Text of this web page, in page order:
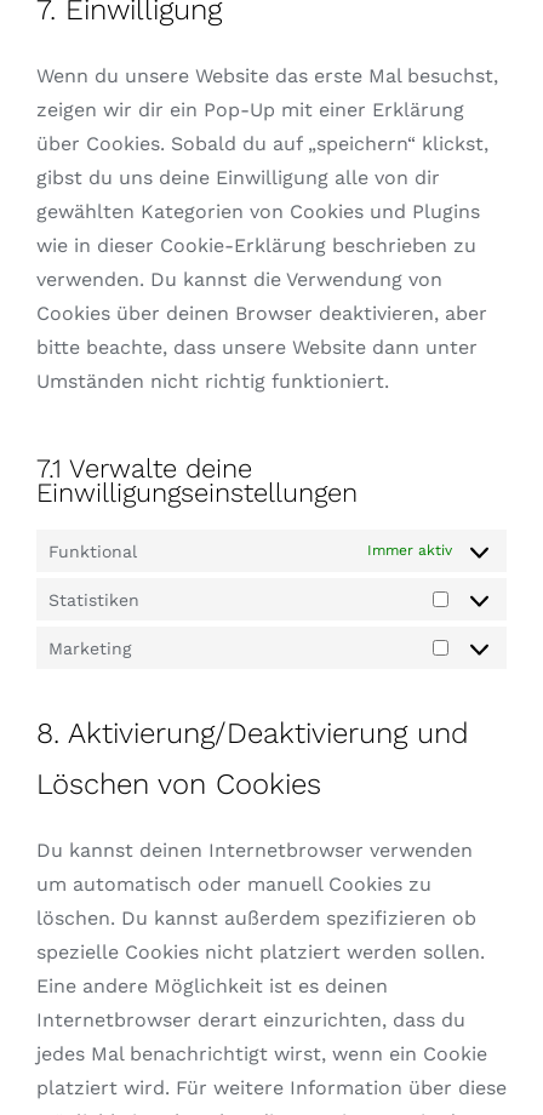
7. Einwilligung
Wenn du unsere Website das erste Mal besuchst,
zeigen wir dir ein Pop-Up mit einer Erklärung
über Cookies. Sobald du auf „speichern“ klickst,
gibst du uns deine Einwilligung alle von dir
gewählten Kategorien von Cookies und Plugins
wie in dieser Cookie-Erklärung beschrieben zu
verwenden. Du kannst die Verwendung von
Cookies über deinen Browser deaktivieren, aber
bitte beachte, dass unsere Website dann unter
Umständen nicht richtig funktioniert.
7.1 Verwalte deine
Einwilligungseinstellungen
Funktional Immer aktiv
Statistiken
Statistiken
Marketing
Marketing
8. Aktivierung/Deaktivierung und
Löschen von Cookies
Du kannst deinen Internetbrowser verwenden
um automatisch oder manuell Cookies zu
löschen. Du kannst außerdem spezifizieren ob
spezielle Cookies nicht platziert werden sollen.
Eine andere Möglichkeit ist es deinen
Internetbrowser derart einzurichten, dass du
jedes Mal benachrichtigt wirst, wenn ein Cookie
platziert wird. Für weitere Information über diese